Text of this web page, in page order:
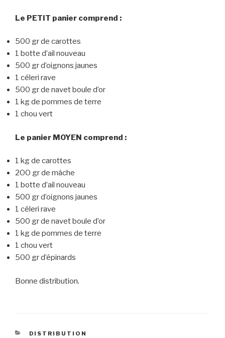
Le PETIT panier comprend :
500 gr de carottes
1 botte d’ail nouveau
500 gr d’oignons jaunes
1 céleri rave
500 gr de navet boule d’or
1 kg de pommes de terre
1 chou vert
Le panier MOYEN comprend :
1 kg de carottes
2OO gr de mâche
1 botte d’ail nouveau
500 gr d’oignons jaunes
1 céleri rave
500 gr de navet boule d’or
1 kg de pommes de terre
1 chou vert
500 gr d’épinards
Bonne distribution.
CATEGORIES
DISTRIBUTION